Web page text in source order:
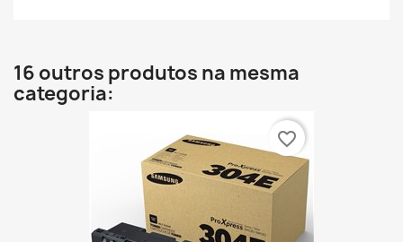
16 outros produtos na mesma
categoria:
favorite_border